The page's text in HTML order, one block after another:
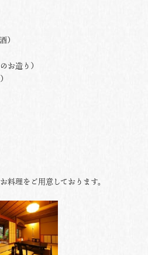
）
お造り）
料理をご用意しております。